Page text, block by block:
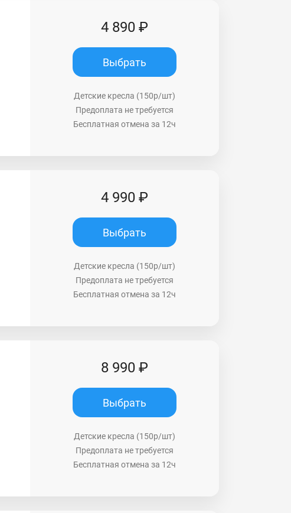
4 890 ₽
Выбрать
Детские кресла (150р/шт)
Предоплата не требуется
Бесплатная отмена за 12ч
4 990 ₽
Выбрать
Детские кресла (150р/шт)
Предоплата не требуется
Бесплатная отмена за 12ч
8 990 ₽
Выбрать
Детские кресла (150р/шт)
Предоплата не требуется
Бесплатная отмена за 12ч